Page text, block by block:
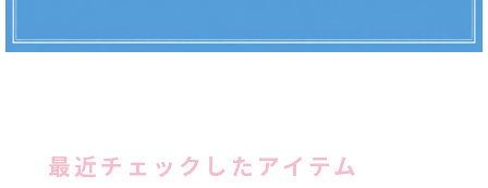
最近チェックしたアイテム